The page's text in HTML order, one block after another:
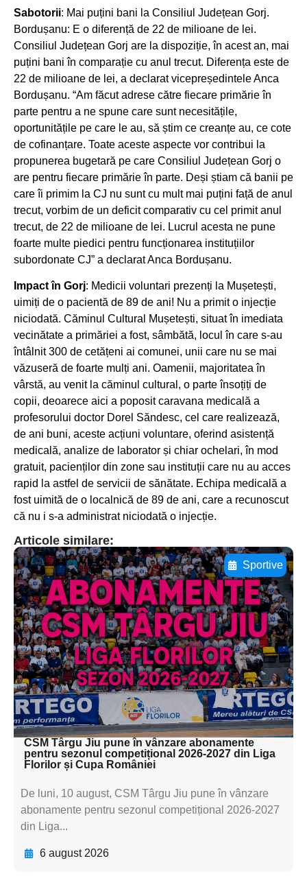
Sabotorii: Mai puțini bani la Consiliul Județean Gorj.
Bordușanu: E o diferență de 22 de milioane de lei.
Consiliul Județean Gorj are la dispoziție, în acest an, mai
puțini bani în comparație cu anul trecut. Diferența este de
22 de milioane de lei, a declarat vicepreședintele Anca
Bordușanu. “Am făcut adrese către fiecare primărie în
parte pentru a ne spune care sunt necesitățile,
oportunitățile pe care le au, să știm ce creanțe au, ce cote
de cofinanțare. Toate aceste aspecte vor contribui la
propunerea bugetară pe care Consiliul Județean Gorj o
are pentru fiecare primărie în parte. Deși știam că banii pe
care îi primim la CJ nu sunt cu mult mai puțini față de anul
trecut, vorbim de un deficit comparativ cu cel primit anul
trecut, de 22 de milioane de lei. Lucrul acesta ne pune
foarte multe piedici pentru funcționarea instituțiilor
subordonate CJ” a declarat Anca Bordușanu.
Impact în Gorj: Medicii voluntari prezenți la Mușetești,
uimiți de o pacientă de 89 de ani! Nu a primit o injecție
niciodată. Căminul Cultural Mușetești, situat în imediata
vecinătate a primăriei a fost, sâmbătă, locul în care s-au
întâlnit 300 de cetățeni ai comunei, unii care nu se mai
văzuseră de foarte mulți ani. Oamenii, majoritatea în
vârstă, au venit la căminul cultural, o parte însoțiți de
copii, deoarece aici a poposit caravana medicală a
profesorului doctor Dorel Săndesc, cel care realizează,
de ani buni, aceste acțiuni voluntare, oferind asistență
medicală, analize de laborator și chiar ochelari, în mod
gratuit, pacienților din zone sau instituții care nu au acces
rapid la astfel de servicii de sănătate. Echipa medicală a
fost uimită de o localnică de 89 de ani, care a recunoscut
că nu i s-a administrat niciodată o injecție.
Articole similare:
Sportive
Adaugă aici textul pentru
subtitluAdaugă aici
textul pentru
subtitluAdaugă aici
textul pentru
subtitluAdaugă aici
textul pentru subti
CSM Târgu Jiu pune în vânzare abonamente
pentru sezonul competițional 2026-2027 din Liga
Florilor și Cupa României
De luni, 10 august, CSM Târgu Jiu pune în vânzare
abonamente pentru sezonul competițional 2026-2027
din Liga...
6 august 2026